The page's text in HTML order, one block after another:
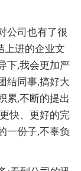
公司也有了很
上进的企业文
下,我会更加严
结同事,搞好大
累,不断的提出
快、更好的完
一份子,不辜负